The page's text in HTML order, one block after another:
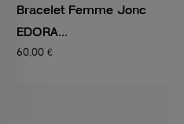
Bracelet Femme Jonc
EDORA...
60,00 €